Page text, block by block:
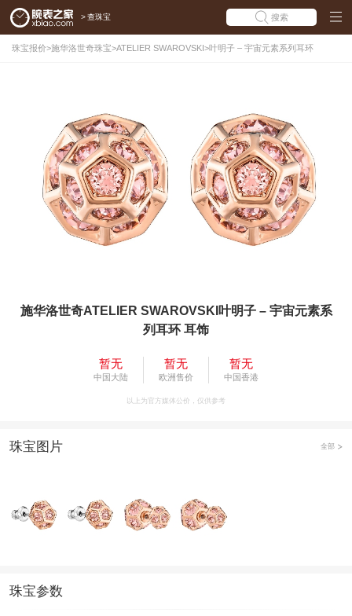
> 查珠宝 搜索
珠宝报价>施华洛世奇珠宝>ATELIER SWAROVSKI>叶明子 – 宇宙元素系列耳环
施华洛世奇ATELIER SWAROVSKI叶明子 – 宇宙元素系
列耳环 耳饰
暂无
中国大陆
暂无
欧洲售价
暂无
中国香港
以上为官方媒体公价，仅供参考
珠宝图片 全部
珠宝参数